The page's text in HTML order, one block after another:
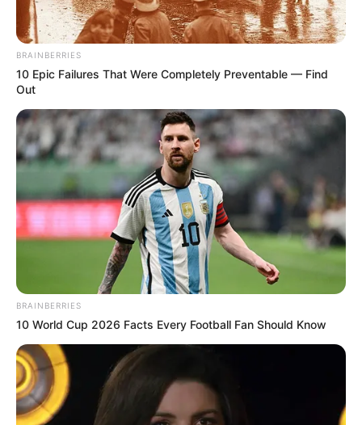
BRAINBERRIES
10 Epic Failures That Were Completely Preventable — Find
Out
BRAINBERRIES
10 World Cup 2026 Facts Every Football Fan Should Know